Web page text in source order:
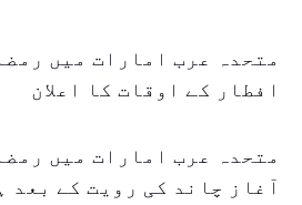
متحدہ عرب امارات میں
افطار کے اوقات کا اعلان
متحدہ عرب امارات میں
آغاز چاند کی رویت کے بعد